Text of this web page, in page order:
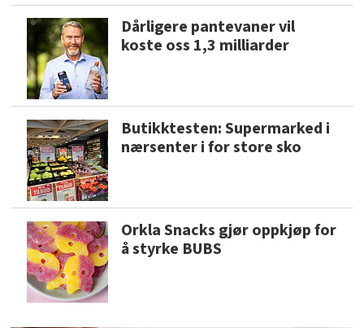
Dårligere pantevaner vil
koste oss 1,3 milliarder
Butikktesten: Supermarked i
nærsenter i for store sko
Orkla Snacks gjør oppkjøp for
å styrke BUBS